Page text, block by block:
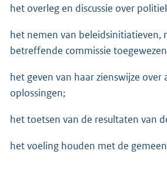
het overleg en discussie over
het nemen van beleidsinitiatieven,
betreffende commissie
het geven van haar zienswijze
oplossingen;
het toetsen van de resultaten van
het voeling houden met de